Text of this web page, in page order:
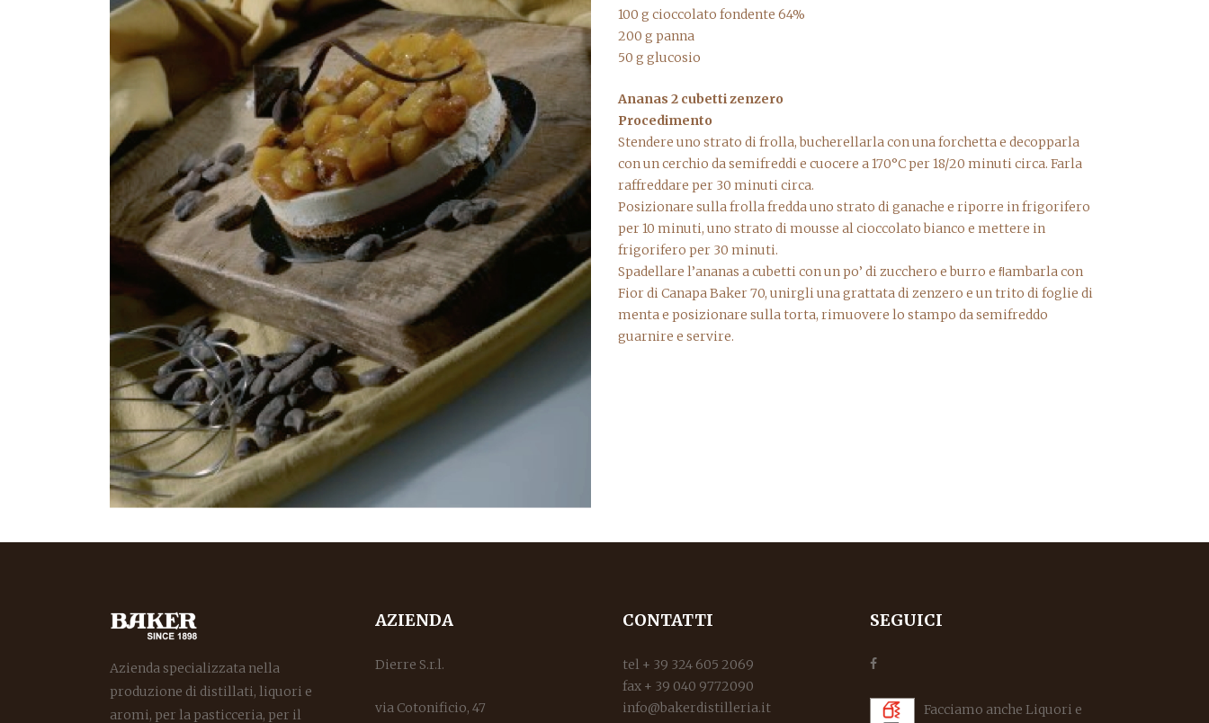
100 g cioccolato fondente 64%
200 g panna
50 g glucosio
Ananas 2 cubetti zenzero
Procedimento
Stendere uno strato di frolla, bucherellarla con una forchetta e decopparla
con un cerchio da semifreddi e cuocere a 170°C per 18/20 minuti circa. Farla
raffreddare per 30 minuti circa.
Posizionare sulla frolla fredda uno strato di ganache e riporre in frigorifero
per 10 minuti, uno strato di mousse al cioccolato bianco e mettere in
frigorifero per 30 minuti.
Spadellare l’ananas a cubetti con un po’ di zucchero e burro e ﬂambarla con
Fior di Canapa Baker 70, unirgli una grattata di zenzero e un trito di foglie di
menta e posizionare sulla torta, rimuovere lo stampo da semifreddo
guarnire e servire.
Azienda specializzata nella
produzione di distillati, liquori e
aromi, per la pasticceria, per il
AZIENDA
Dierre S.r.l.
via Cotonificio, 47
CONTATTI
tel + 39 324 605 2069
fax + 39 040 9772090
info@bakerdistilleria.it
SEGUICI
Facciamo anche Liquori e